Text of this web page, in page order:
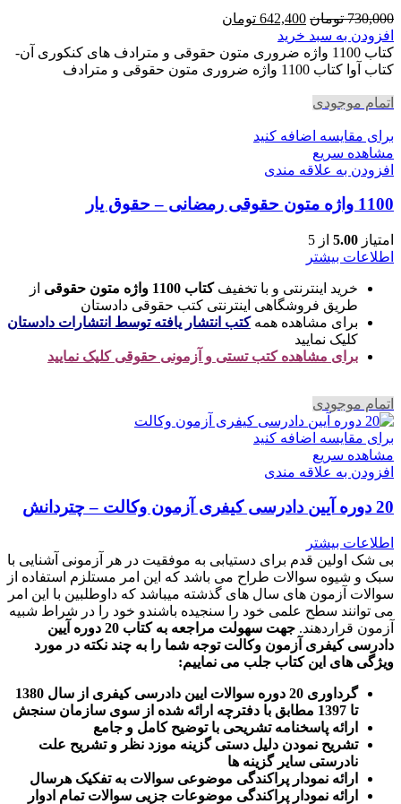
730,000 تومان قیمت
اصلی
730,000 تومان
بود.
642,400 تومان
642,400 تومان
است.
افزودن به سبد خرید
کتاب 1100 واژه ضروری متون حقوقی و مترادف های کنکوری آن-
کتاب آوا کتاب 1100 واژه ضروری متون حقوقی و مترادف
اتمام موجودی
برای مقایسه اضافه کنید
مشاهده سریع
افزودن به علاقه مندی
1100 واژه متون حقوقی رمضانی – حقوق یار
امتیاز 5.00 از 5
اطلاعات بیشتر
خرید اینترنتی و با تخفیفکتاب 1100 واژه متون حقوقی
از
طریق فروشگاهی اینترنتی کتب حقوقی دادستان
برای مشاهده همهکتب انتشار یافته توسط انتشارات دادستان
کلیک نمایید
برای مشاهده کتب تستی و آزمونی حقوقی کلیک نمایید
اتمام موجودی
برای مقایسه اضافه کنید
مشاهده سریع
افزودن به علاقه مندی
20 دوره آیین دادرسی کیفری آزمون وکالت – چتردانش
اطلاعات بیشتر
بی شک اولین قدم برای دستیابی به موفقیت در هر آزمونی آشنایی با
سبک و شیوه سوالات طراح می باشد که این امر مستلزم استفاده از
سوالات آزمون های سال های گذشته میباشد که داوطلبین با این امر
می توانند سطح علمی خود را سنجیده باشندو خود را در شراط شبیه
آزمون قراردهند.
جهت سهولت مراجعه به کتاب 20 دوره آیین
دادرسی کیفری آزمون وکالت توجه شما را به چند نکته در مورد
ویژگی های این کتاب جلب می نماییم:
گرداوری 20 دوره سوالات ایین دادرسی کیفری از سال 1380
تا 1397 مطابق با دفترچه ارائه شده از سوی سازمان سنجش
ارائه پاسخنامه تشریحی با توضیح کامل و جامع
تشریح نمودن دلیل دستی گزینه موزد نظر و تشریح علت
نادرستی سایر گزینه ها
ارائه نمودار پراکندگی موضوعی سوالات به تفکیک هرسال
رائه نمودار پراکندگی موضوعات جزیی سوالات تمام ادوار